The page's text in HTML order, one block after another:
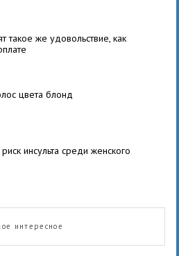
такое же удовольствие, как
цвета блонд
инсульта среди женского
интересное